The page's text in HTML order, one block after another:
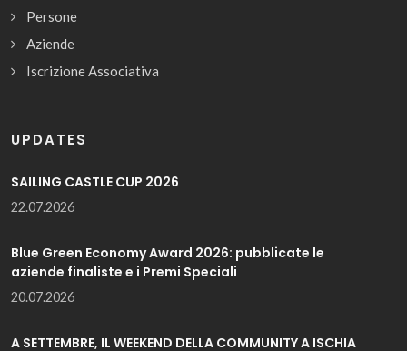
Persone
Aziende
Iscrizione Associativa
UPDATES
SAILING CASTLE CUP 2026
22.07.2026
Blue Green Economy Award 2026: pubblicate le
aziende finaliste e i Premi Speciali
20.07.2026
A SETTEMBRE, IL WEEKEND DELLA COMMUNITY A ISCHIA